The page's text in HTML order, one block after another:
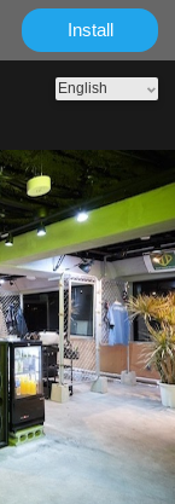
InstallReviews